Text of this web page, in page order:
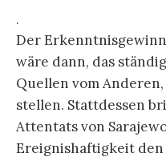
nicht wusste, dass er
Ausführlich ging
Emblematikvon